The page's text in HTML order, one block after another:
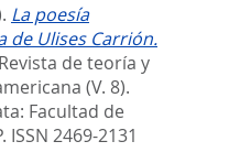
La poesía
de Ulises Carrión.
de teoría y
(V. 8).
Facultad de
2469-2131